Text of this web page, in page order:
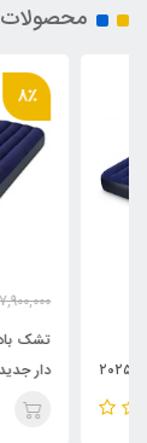
محصولات
تشک بادی دو
64765